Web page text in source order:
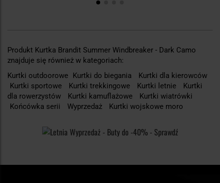
Produkt Kurtka Brandit Summer Windbreaker - Dark Camo
znajduje się również w kategoriach:
Kurtki outdoorowe Kurtki do biegania
Kurtki dla kierowców
Kurtki sportowe
Kurtki trekkingowe Kurtki letnie
Kurtki
dla rowerzystów
Kurtki kamuflażowe
Kurtki wiatrówki
Końcówka serii
Wyprzedaż Kurtki wojskowe moro